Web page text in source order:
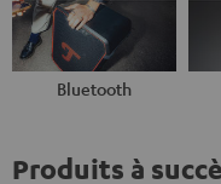
Bluetooth
Produits à